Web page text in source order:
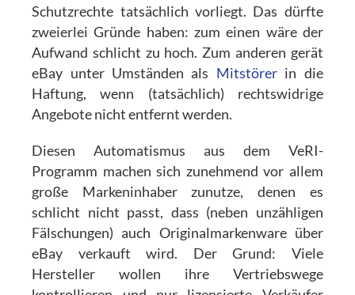
Schutzrechte tatsächlich vorliegt. Das dürfte
zweierlei Gründe haben: zum einen wäre der
Aufwand schlicht zu hoch. Zum anderen gerät
eBay unter Umständen als Mitstörerin die
Haftung, wenn (tatsächlich) rechtswidrige
Angebote nicht entfernt werden.
Diesen Automatismus aus dem VeRI-
Programm machen sich zunehmend vor allem
große Markeninhaber zunutze, denen es
schlicht nicht passt, dass (neben unzähligen
Fälschungen) auch Originalmarkenware über
eBay verkauft wird. Der Grund: Viele
Hersteller wollen ihre Vertriebswege